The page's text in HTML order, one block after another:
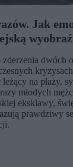
Jak
zderzenia
na plaży,
młodych
eksklawy,
prawdziwy